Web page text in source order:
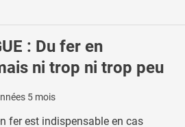
: Du fer en
ni trop ni trop peu
5 mois
fer est indispensable en cas